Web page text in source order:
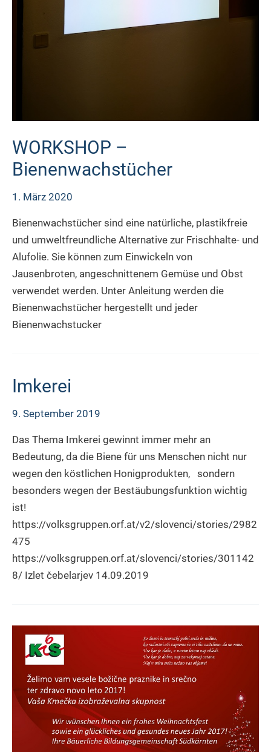
WORKSHOP –
Bienenwachstücher
1. März 2020
Bienenwachstücher sind eine natürliche, plastikfreie
und umweltfreundliche Alternative zur Frischhalte- und
Alufolie. Sie können zum Einwickeln von
Jausenbroten, angeschnittenem Gemüse und Obst
verwendet werden. Unter Anleitung werden die
Bienenwachstücher hergestellt und jeder
Bienenwachstucker
Imkerei
9. September 2019
Das Thema Imkerei gewinnt immer mehr an
Bedeutung, da die Biene für uns Menschen nicht nur
wegen den köstlichen Honigprodukten, sondern
besonders wegen der Bestäubungsfunktion wichtig
ist!
https://volksgruppen.orf.at/v2/slovenci/stories/2982
475
https://volksgruppen.orf.at/slovenci/stories/301142
8/ Izlet čebelarjev 14.09.2019